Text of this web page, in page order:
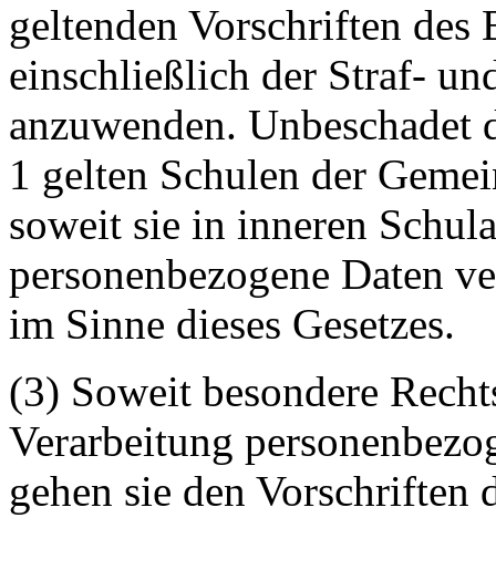
geltenden Vorschriften des
einschließlich der Straf-
anzuwenden. Unbeschadet
1 gelten Schulen der
soweit sie in inneren
personenbezogene Daten
im Sinne dieses Gesetzes.
(3) Soweit besondere
Verarbeitung
gehen sie den Vorschriften